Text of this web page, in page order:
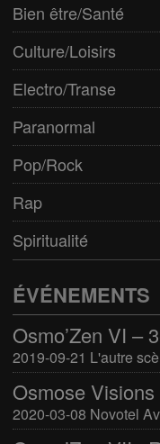
Bien être/Santé
Culture/Loisirs
Electro/Transe
Paranormal
Pop/Rock
Rap
Spiritualité
ÉVÉNEMENTS
2019-09-21 L'autre
2020-03-08 Novotel